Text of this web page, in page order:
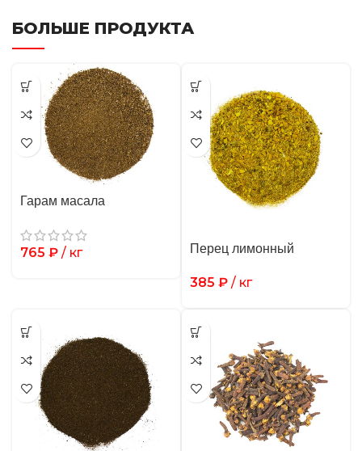
БОЛЬШЕ ПРОДУКТА
Гарам масала
765 ₽ / кг Перец лимонный
385 ₽ / кг